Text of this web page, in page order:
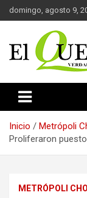
Saltar
al
domingo, agosto 9,
El
Inicio
Metrópoli
Proliferaron
METRÓPOLI